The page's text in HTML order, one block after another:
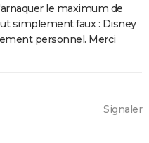
le maximum de
simplement faux : Disney
personnel. Merci
Signaler